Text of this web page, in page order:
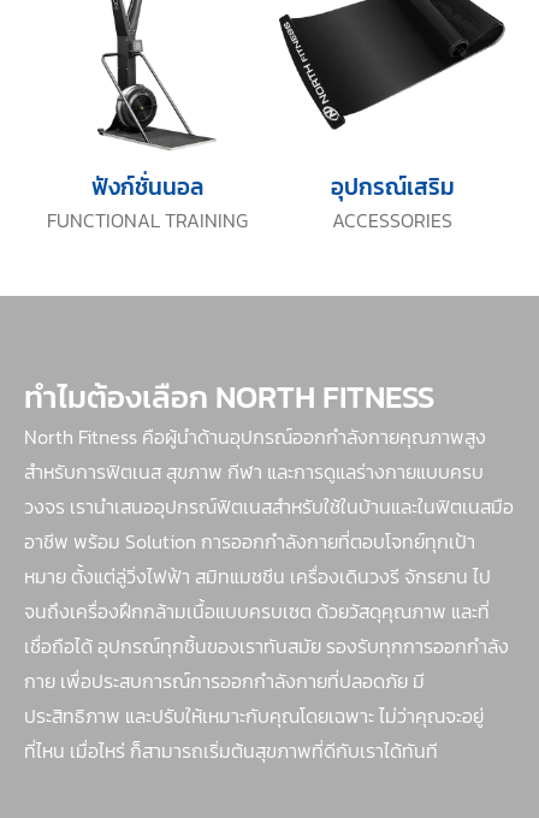
FUNCTIONAL TRAINING
ฟังก์ชั่นนอล
ACCESSORIES
อุปกรณ์เสริม
ทำไมต้องเลือก NORTH FITNESS
North Fitness คือผู้นำด้านอุปกรณ์ออกกำลังกายคุณภาพสูง
สำหรับการฟิตเนส สุขภาพ กีฬา และการดูแลร่างกายแบบครบ
วงจร เรานำเสนออุปกรณ์ฟิตเนสสำหรับใช้ในบ้านและในฟิตเนสมือ
อาชีพ พร้อม Solution การออกกำลังกายที่ตอบโจทย์ทุกเป้า
หมาย ตั้งแต่ลู่วิ่งไฟฟ้า สมิทแมชชีน เครื่องเดินวงรี จักรยาน ไป
จนถึงเครื่องฝึกกล้ามเนื้อแบบครบเซต ด้วยวัสดุคุณภาพ และที่
เชื่อถือได้ อุปกรณ์ทุกชิ้นของเราทันสมัย รองรับทุกการออกกำลัง
กาย เพื่อประสบการณ์การออกกำลังกายที่ปลอดภัย มี
ประสิทธิภาพ และปรับให้เหมาะกับคุณโดยเฉพาะ ไม่ว่าคุณจะอยู่
ที่ไหน เมื่อไหร่ ก็สามารถเริ่มต้นสุขภาพที่ดีกับเราได้ทันที